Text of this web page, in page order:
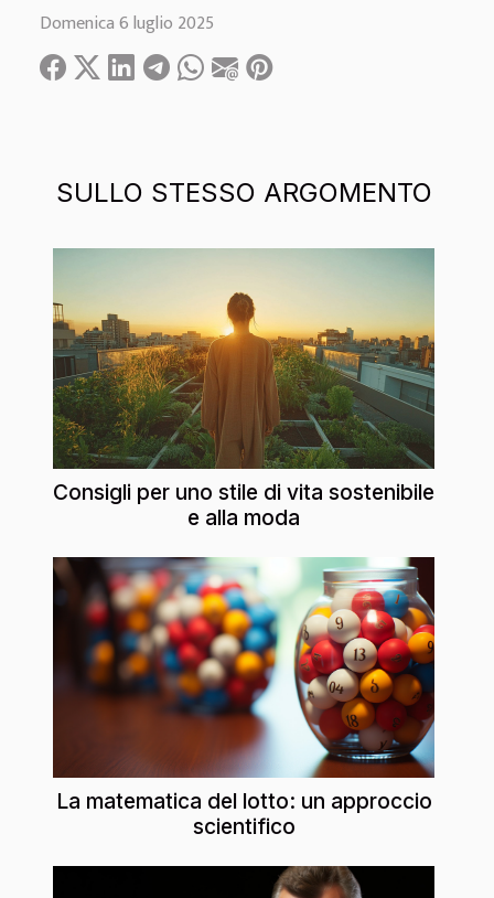
SULLO STESSO ARGOMENTO
Consigli per uno stile di vita sostenibile
e alla moda
La matematica del lotto: un approccio
scientifico
Domenica 6 luglio 2025